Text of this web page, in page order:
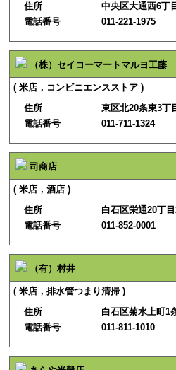
住所
中央区大通西6丁
電話番号
011-221-1975
（株）セイコーマートマルヨ工藤
( 米店，コンビニエンスストア )
住所
東区北20条東3丁
電話番号
011-711-1324
司商店
( 米店，酒店 )
住所
白石区栄通20丁
電話番号
011-852-0001
（有）村井
( 米店，排水管つまり清掃 )
住所
白石区菊水上町1
電話番号
011-811-1010